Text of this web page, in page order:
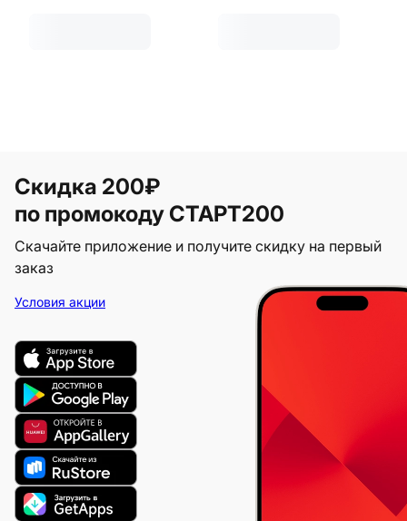
Скидка 200₽
по промокоду СТАРТ200
Скачайте приложение и получите скидку на первый
заказ
Условия акции